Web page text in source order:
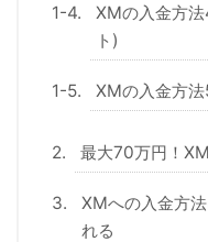
XMの入金方
ト)
XMの入金方
最大70万円！
XMへの入金方
れる